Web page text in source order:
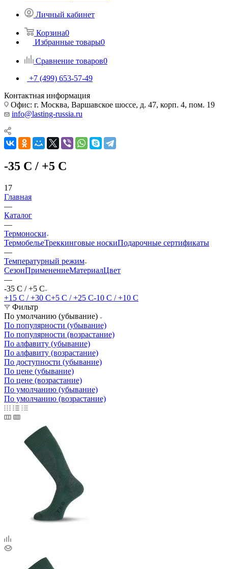
Личный кабинет
Корзина0
Избранные товары0
Сравнение товаров0
+7 (499) 653-57-49
Контактная информация
Офис: г. Москва, Варшавское шоссе, д. 47, корп. 4, пом. 19
info@lasting-russia.ru
-35 С / +5 С
17
Главная
—
Каталог
—
Термоноски
ТермобельеТреккинговые носкиПодарочные сертификаты
—
Температурный режим
СезонПрименениеМатериалЦвет
—
-35 С / +5 С
+15 С / +30 С+5 С / +25 С-10 С / +10 С
Фильтр
По умолчанию (убывание)
По популярности (убывание)
По популярности (возрастание)
По алфавиту (убывание)
По алфавиту (возрастание)
По доступности (убывание)
По цене (убывание)
По цене (возрастание)
По умолчанию (убывание)
По умолчанию (возрастание)